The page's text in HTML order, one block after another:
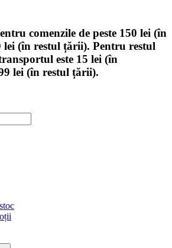
comenzile de peste 150 lei (în
lei (în restul țării). Pentru restul
este 15 lei (în
lei (în restul țării).